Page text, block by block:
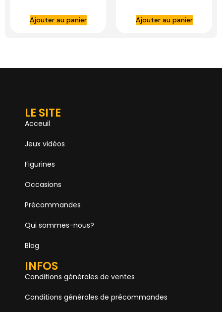
STUDIOS
Ajouter au panier
Statue – IRON
STUDIOS
Ajouter au panier
LE SITE
Acceuil
Jeux vidéos
Figurines
Occasions
Précommandes
Qui sommes-nous?
Blog
INFOS
Conditions générales de ventes
Conditions générales de précommandes